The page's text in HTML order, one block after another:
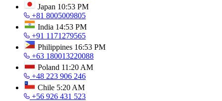
Japan 10:53 PM
+81 8005009805
India 14:53 PM
+91 1171279565
Philippines 16:53 PM
+63 180013220088
Poland 11:20 AM
+48 223 906 246
Chile 5:20 AM
+56 926 431 523